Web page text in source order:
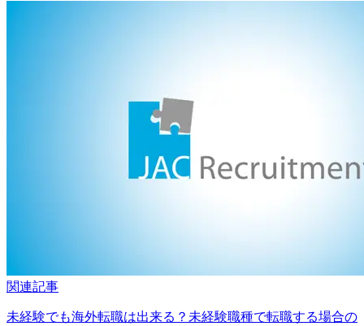
関連記事
未経験でも海外転職は出来る？未経験職種で転職する場合の